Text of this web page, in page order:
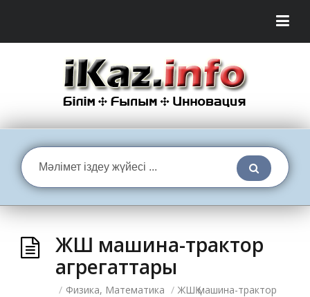
ЖШҚ машина-трактор
агрегаттары
/ Физика, Математика / ЖШҚ машина-трактор